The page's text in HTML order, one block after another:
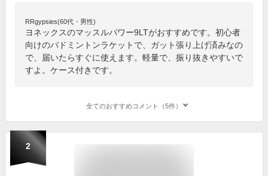
RRgypsies(60代・男性)
ヨネックスのマッスルパワー9LTがおすすめです。初心者
向けのバドミントンラケットで、ガット張り上げ済みなの
で、届いたらすぐに使えます。軽量で、振り抜きやすいで
すよ。ケース付きです。
全てのおすすめコメント（5件）
2